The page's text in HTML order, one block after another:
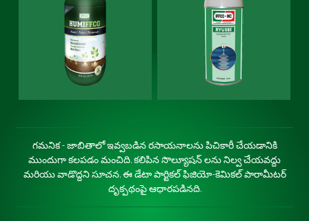
గమనిక - జాబితాలో ఇవ్వబడిన రసాయనాలను పిచికారీ చేయడానికి
ముందుగా కలపడం మంచిది. కలిపిన సొల్యూషన్ లను నిల్వ చేయవద్దు
మరియు వాడొద్దని సూచన. ఈ డేటా పార్టికల్ ఫిజియో-కెమికల్ పారామీటర్
దృక్పథంపై ఆధారపడినది.